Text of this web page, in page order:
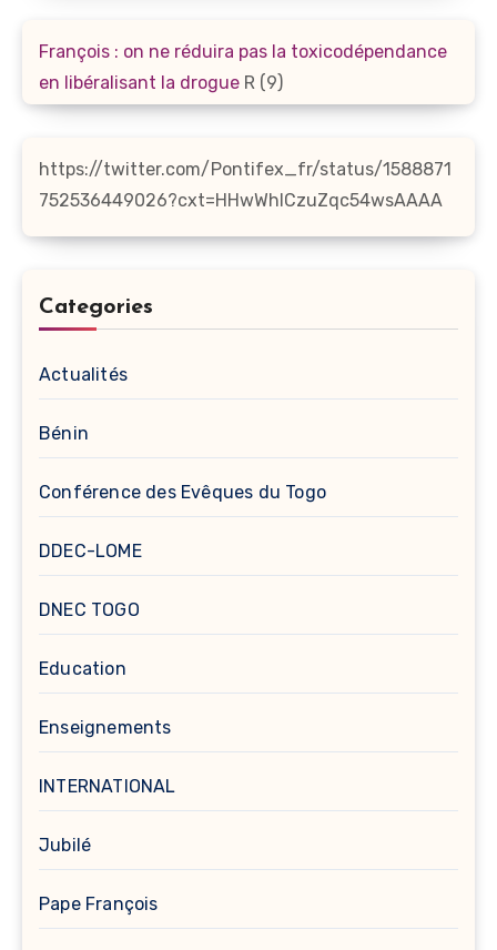
François : on ne réduira pas la toxicodépendance
en libéralisant la drogue R (9)
https://twitter.com/Pontifex_fr/status/1588871
752536449026?cxt=HHwWhICzuZqc54wsAAAA
Categories
Actualités
Bénin
Conférence des Evêques du Togo
DDEC-LOME
DNEC TOGO
Education
Enseignements
INTERNATIONAL
Jubilé
Pape François